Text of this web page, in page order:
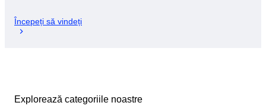
Începeți să vindeți
Explorează categoriile noastre